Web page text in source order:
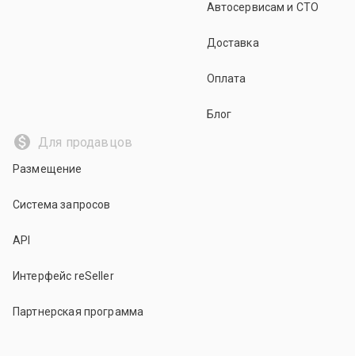
Автосервисам и СТО
Доставка
Оплата
Блог
Для продавцов
Размещение
Система запросов
API
Интерфейс reSeller
Партнерская программа